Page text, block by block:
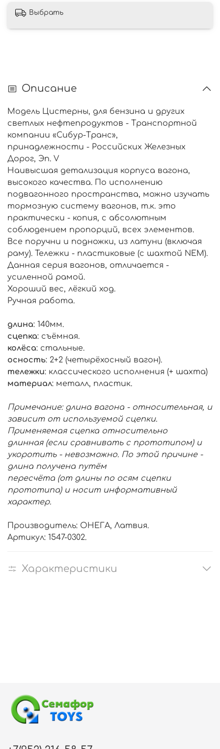
Выбрать
Описание
Модель Цистерны, для бензина и других
светлых нефтепродуктов - Транспортной
компании «Сибур-Транс»,
принадлежности - Российских Железных
Дорог, Эп. V
Наивысшая детализация корпуса вагона,
высокого качества. По исполнению
подвагонного пространства, можно изучать
тормозную систему вагонов, т.к. это
практически - копия, с абсолютным
соблюдением пропорций, всех элементов.
Все поручни и подножки, из латуни (включая
раму). Тележки - пластиковые (с шахтой NEM).
Данная серия вагонов, отличается -
усиленной рамой.
Хороший вес, лёгкий ход.
Ручная работа.
длина: 140мм.
сцепка: съёмная.
колёса: стальные.
осность: 2+2 (четырёхосный вагон).
тележки: классического исполнения (+ шахта)
материал: металл, пластик.
Примечание: длина вагона - относительная, и
зависит от используемой сцепки.
Применяемая сцепка относительно
длинная (если сравнивать с прототипом) и
укоротить - невозможно. По этой причине -
длина получена путём
пересчёта (от длины по осям сцепки
прототипа) и носит информативный
характер.
Производитель: ОНЕГА, Латвия.
Артикул: 1547-0302.
Характеристики